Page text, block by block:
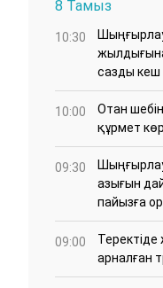
8 Тамыз
10:30
сазды кеш
10:00
Отан
құрмет
09:30
азығын
пайызға
09:00
арналған